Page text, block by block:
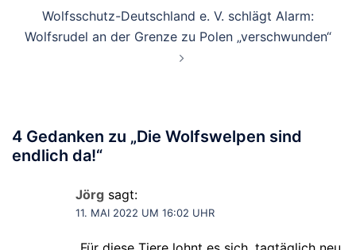
Wolfsschutz-Deutschland e. V. schlägt Alarm:
Wolfsrudel an der Grenze zu Polen „verschwunden“
4 Gedanken zu „Die Wolfswelpen sind
endlich da!“
Jörg sagt:
11. MAI 2022 UM 16:02 UHR